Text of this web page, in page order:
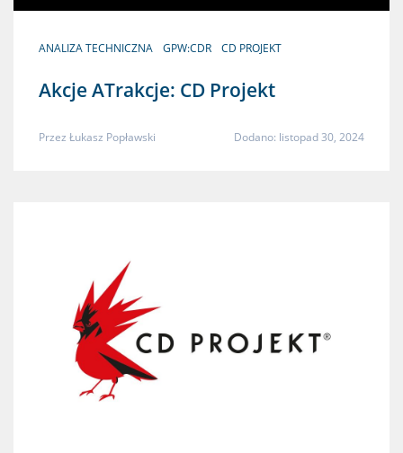
ANALIZA TECHNICZNA GPW:CDR CD PROJEKT
Akcje ATrakcje: CD Projekt
Przez Łukasz Popławski Dodano: listopad 30, 2024